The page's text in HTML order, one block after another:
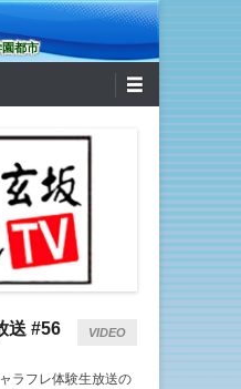
都市
送 #56 VIDEO
ラフレ体験生放送の